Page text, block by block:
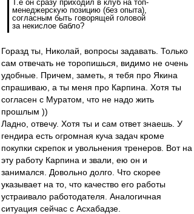
Т.е он сразу приходил в клуб на топ-
менеджерскую позицию (без опыта),
согласным быть говорящей головой
за некислое бабло?
Горазд ты, Николай, вопросы задавать. Только
сам отвечать не торопишься, видимо не очень
удобные. Причем, заметь, я тебя про Якина
спрашиваю, а ты меня про Карпина. Хотя ты
согласен с Муратом, что не надо жить
прошлым ))
Ладно, отвечу. Хотя ты и сам ответ знаешь. У
гендира есть огромная куча задач кроме
покупки скрепок и увольнения тренеров. Вот на
эту работу Карпина и звали, ею он и
занимался. Довольно долго. Что скорее
указывает на то, что качество его работы
устраивало работодателя. Аналогичная
ситуация сейчас с Асхабадзе.